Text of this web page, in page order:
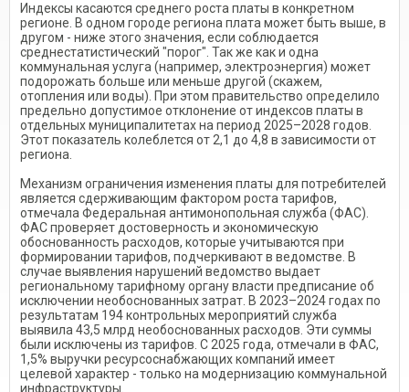
Индексы касаются среднего роста платы в конкретном
регионе. В одном городе региона плата может быть выше, в
другом - ниже этого значения, если соблюдается
среднестатистический "порог". Так же как и одна
коммунальная услуга (например, электроэнергия) может
подорожать больше или меньше другой (скажем,
отопления или воды). При этом правительство определило
предельно допустимое отклонение от индексов платы в
отдельных муниципалитетах на период 2025–2028 годов.
Этот показатель колеблется от 2,1 до 4,8 в зависимости от
региона.
Механизм ограничения изменения платы для потребителей
является сдерживающим фактором роста тарифов,
отмечала Федеральная антимонопольная служба (ФАС).
ФАС проверяет достоверность и экономическую
обоснованность расходов, которые учитываются при
формировании тарифов, подчеркивают в ведомстве. В
случае выявления нарушений ведомство выдает
региональному тарифному органу власти предписание об
исключении необоснованных затрат. В 2023–2024 годах по
результатам 194 контрольных мероприятий служба
выявила 43,5 млрд необоснованных расходов. Эти суммы
были исключены из тарифов. С 2025 года, отмечали в ФАС,
1,5% выручки ресурсоснабжающих компаний имеет
целевой характер - только на модернизацию коммунальной
инфраструктуры.